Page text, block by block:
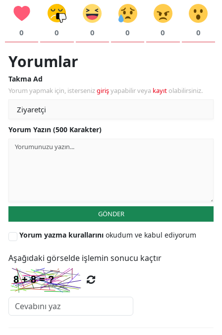
0 0 0 0 0 0
Yorumlar
Takma Ad
Yorum yapmak için, istersenizgirişyapabilir veya kayıt olabilirsiniz.
Yorum Yazın (500 Karakter)
GÖNDER
Yorum yazma kurallarını okudum ve kabul ediyorum
Aşağıdaki görselde işlemin sonucu kaçtır